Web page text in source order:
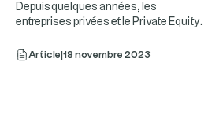
Depuis quelques années, les
entreprises privées et le Private Equity
Article 18 novembre 2023